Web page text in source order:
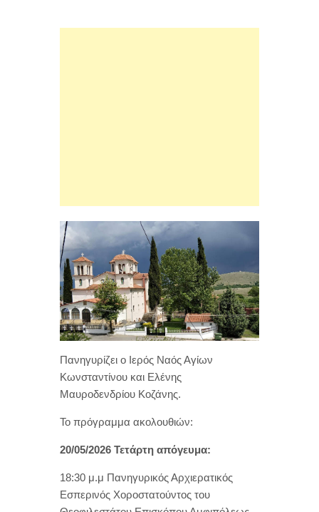
Πανηγυρίζει ο Ιερός Ναός Αγίων
Κωνσταντίνου και Ελένης
Μαυροδενδρίου Κοζάνης.
Το πρόγραμμα ακολουθιών:
20/05/2026 Τετάρτη απόγευμα:
18:30 μ.μ Πανηγυρικός Αρχιερατικός
Εσπερινός Χοροστατούντος του